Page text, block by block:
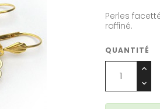
Perles
raffiné.
QUANTITÉ